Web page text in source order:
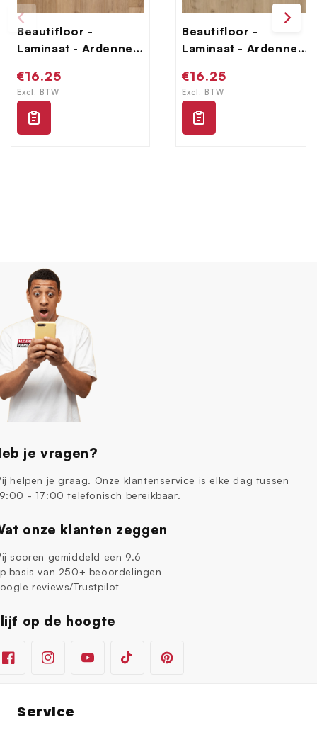
Beautifloor -
Laminaat - Ardennen
Normale
prijs
€16.25
Excl. BTW
Beautifloor -
Laminaat - Ardennen
Normale
prijs
€16.25
Excl. BTW
je vragen?
helpen je graag. Onze klantenservice is elke dag tussen
- 17:00 telefonisch bereikbaar.
onze klanten zeggen
scoren gemiddeld een 9.6
basis van 250+ beoordelingen
reviews/Trustpilot
op de hoogte
FacebookInstagramYouTubeTikTok Pinterest
Service